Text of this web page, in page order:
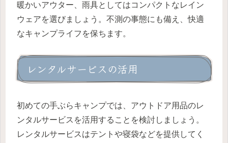
暖かいアウター、雨具としてはコンパクトなレイン
ウェアを選びましょう。不測の事態にも備え、快適
なキャンプライフを保ちます。
レンタルサービスの活用
初めての手ぶらキャンプでは、アウトドア用品のレ
ンタルサービスを活用することを検討しましょう。
レンタルサービスはテントや寝袋などを提供してく